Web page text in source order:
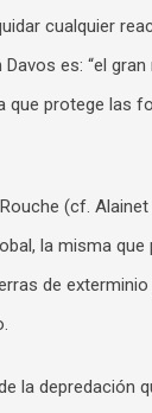
cualquier
es: “el
protege las
(cf.
la misma
de
la depredación